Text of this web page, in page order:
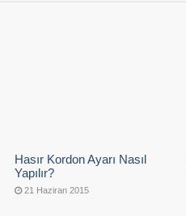
Hasır Kordon Ayarı Nasıl
Yapılır?
21 Haziran 2015